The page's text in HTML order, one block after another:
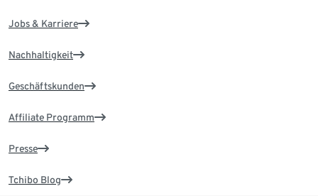
Jobs & Karriere
Nachhaltigkeit
Geschäftskunden
Affiliate Programm
Presse
Tchibo Blog